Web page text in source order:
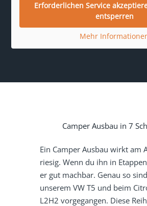
Erforderlichen Service
entsperren
Mehr
Camper Ausbau in 7
Ein Camper Ausbau wirkt am
riesig. Wenn du ihn in
er gut machbar. Genau so
unserem VW T5 und beim
L2H2 vorgegangen. Diese